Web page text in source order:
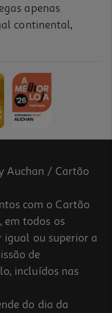
apenas
continental,
Auchan / Cartão
com o Cartão
em todos os
igual ou superior a
de
incluídos nas
do dia da